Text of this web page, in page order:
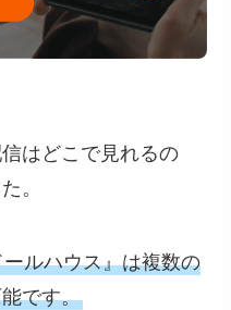
はどこで見れるの
。
ルハウス』は複数の
です。